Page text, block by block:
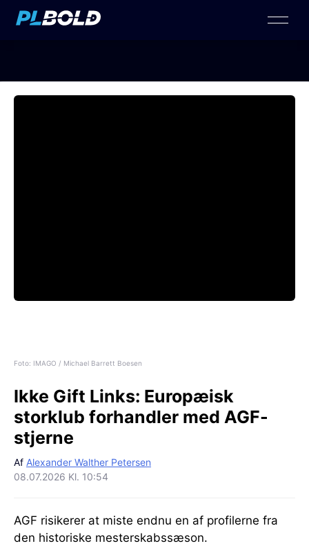
Foto: IMAGO / Michael Barrett Boesen
Ikke Gift Links: Europæisk
storklub forhandler med AGF-
stjerne
Af Alexander Walther Petersen
08.07.2026 Kl. 10:54
AGF risikerer at miste endnu en af profilerne fra
den historiske mesterskabssæson.